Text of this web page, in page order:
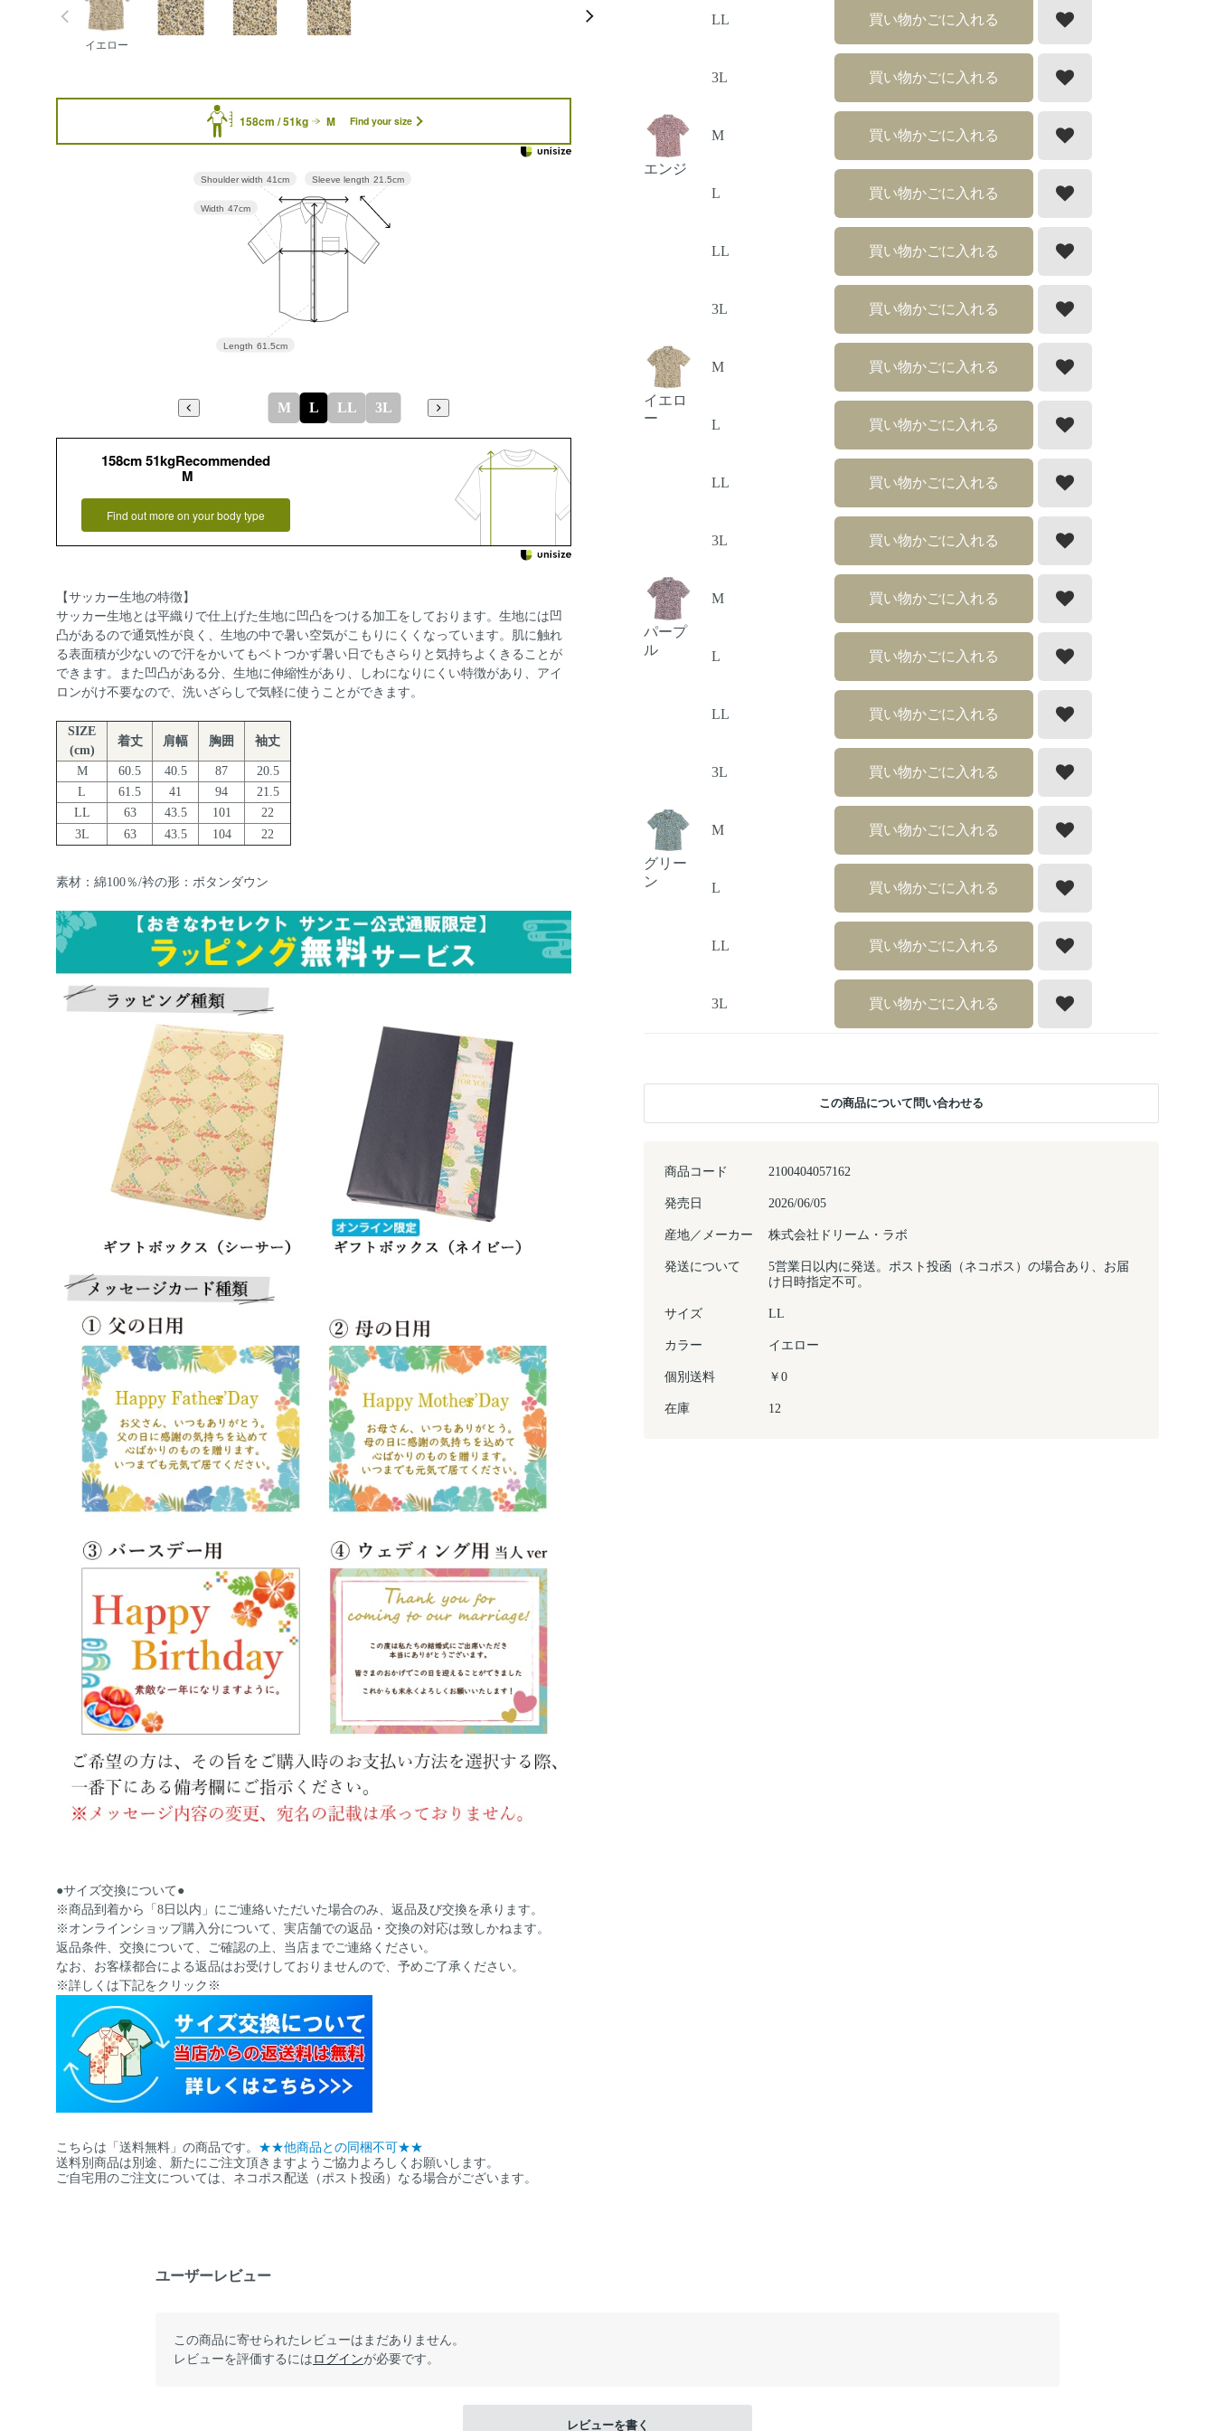
イエロー
158cm / 51kg M Find your size
Sleeve length 21.5cm
Length 61.5cm
Width 47cm
Shoulder width 41cm
M L LL 3L
158cm 51kgRecommended
M
Find out more on your body type
【サッカー生地の特徴】
サッカー生地とは平織りで仕上げた生地に凹凸をつける加工をしております。生地には凹
凸があるので通気性が良く、生地の中で暑い空気がこもりにくくなっています。肌に触れ
る表面積が少ないので汗をかいてもベトつかず暑い日でもさらりと気持ちよくきることが
できます。また凹凸がある分、生地に伸縮性があり、しわになりにくい特徴があり、アイ
ロンがけ不要なので、洗いざらしで気軽に使うことができます。
SIZE
(cm)
着丈 肩幅 胸囲 袖丈
M 60.5 40.5 87
20.5
L
61.5 41 94
21.5
LL
63 43.5 101
22
3L
63 43.5 104 22
素材：綿100％/衿の形：ボタンダウン
●サイズ交換について●
※商品到着から「8日以内」にご連絡いただいた場合のみ、返品及び交換を承ります。
※オンラインショップ購入分について、実店舗での返品・交換の対応は致しかねます。
返品条件、交換について、ご確認の上、当店までご連絡ください。
なお、お客様都合による返品はお受けしておりませんので、予めご了承ください。
※詳しくは下記をクリック※
こちらは「送料無料」の商品です。 ★★他商品との同梱不可★★
送料別商品は別途、新たにご注文頂きますようご協力よろしくお願いします。
ご自宅用のご注文については、ネコポス配送（ポスト投函）なる場合がございます。
商品コード 2100404057162
発売日 2026/06/05
産地／メーカー 株式会社ドリーム・ラボ
発送について
5営業日以内に発送。ポスト投函（ネコポス）の場合あり、お届
け日時指定不可。
サイズ LL
カラー イエロー
個別送料 ￥0
在庫 12
LL 買い物かごに入れる
3L 買い物かごに入れる
エンジ
M 買い物かごに入れる
L 買い物かごに入れる
LL 買い物かごに入れる
3L 買い物かごに入れる
イエロ
ー
M 買い物かごに入れる
L 買い物かごに入れる
LL 買い物かごに入れる
3L 買い物かごに入れる
パープ
ル
M 買い物かごに入れる
L 買い物かごに入れる
LL 買い物かごに入れる
3L 買い物かごに入れる
グリー
ン
M 買い物かごに入れる
L 買い物かごに入れる
LL 買い物かごに入れる
3L 買い物かごに入れる
この商品について問い合わせる
ユーザーレビュー
この商品に寄せられたレビューはまだありません。
レビューを評価するには ログインが必要です。
レビューを書く